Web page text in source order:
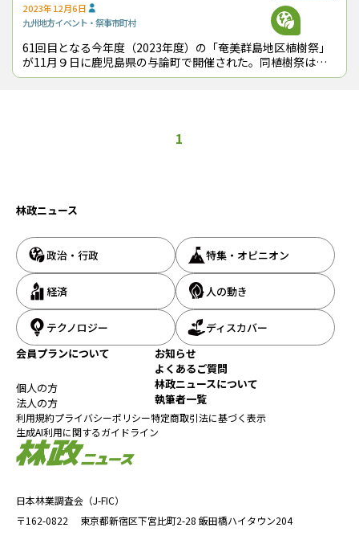
2023年12月6日
九州地方イベント・祭事市町村
61回目となる今年度（2023年度）の「奄美群島地区植樹祭」
が11月９日に鹿児島県の与論町で開催された。同植樹祭は、
森林の育成や林業の活性化などに関する県民の理解を深めるた
1
日本林業調査会（J-FIC）
〒162-0822
東京都新宿区下宮比町2-28 飯田橋ハイタウン204
林政ニュース
政治・行政 特集・オピニオン
経済 人の動き
テクノロジー
ディスカバー
会員プランについて
個人の方
法人の方
お知らせ
よくあるご質問
林政ニュースについて
執筆者一覧
利用規約プライバシーポリシー特定商取引法に基づく表示
生成AI利用に関するガイドライン